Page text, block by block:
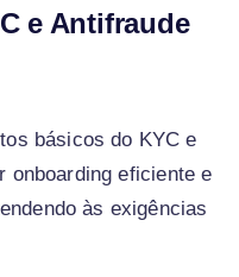
e Antifraude
básicos do KYC e
onboarding eficiente e
às exigências